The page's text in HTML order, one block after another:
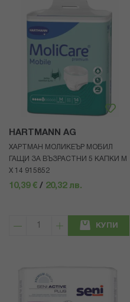
HARTMANN AG
ХАРТМАН МОЛИКЕЪР МОБИЛ
ГАЩИ ЗА ВЪЗРАСТНИ 5 КАПКИ M
Х 14 915852
10,39 € / 20,32 лв.
КУПИ